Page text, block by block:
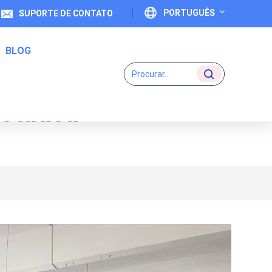
PORTUGUÊS
SUPORTE DE CONTATO
BLOG